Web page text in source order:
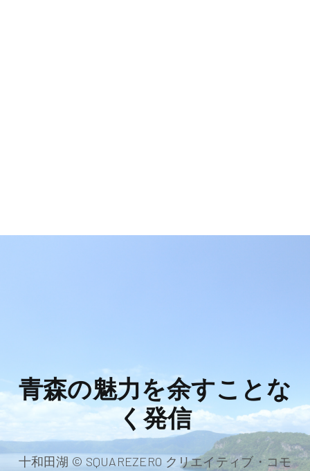
青森の魅力を余すことな
く発信
十和田湖 © SQUAREZERO クリエイティブ・コモ